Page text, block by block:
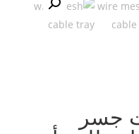
جسر